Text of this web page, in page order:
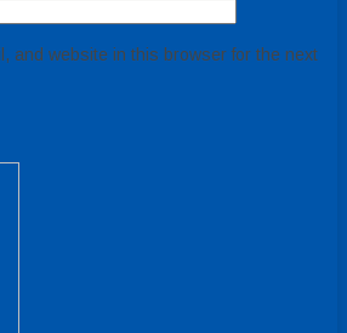
and website in this browser for the next